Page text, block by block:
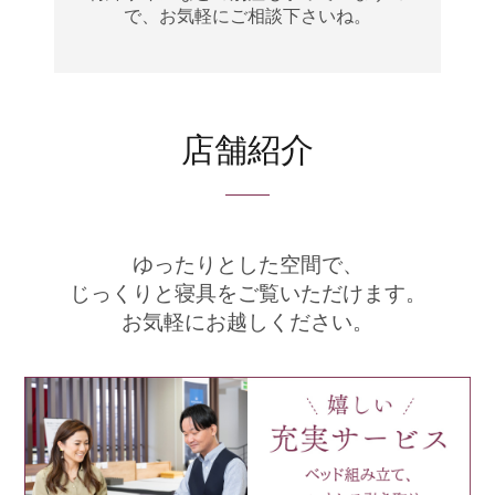
で、 お気軽にご相談下さいね。
店舗紹介
ゆったりとした空間で、
じっくりと寝具をご覧いただけます。
お気軽にお越しください。